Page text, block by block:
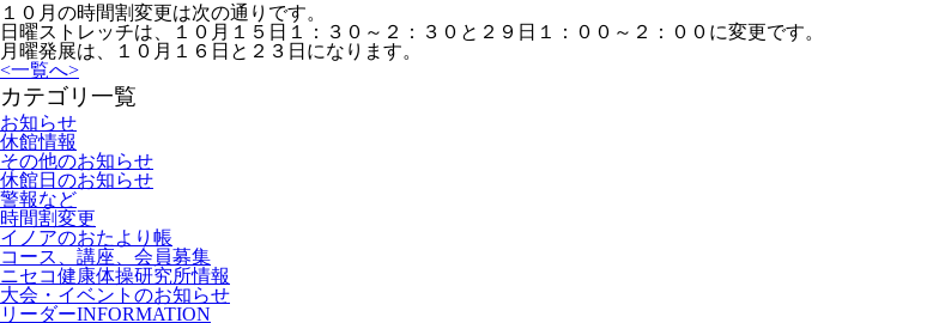
１０月の時間割変更は次の通りです。
日曜ストレッチは、１０月１５日１：３０～２：３０と２９日１：００～２：００に変更です。
月曜発展は、１０月１６日と２３日になります。
<一覧へ>
カテゴリ一覧
お知らせ
休館情報
その他のお知らせ
休館日のお知らせ
警報など
時間割変更
イノアのおたより帳
コース、講座、会員募集
ニセコ健康体操研究所情報
大会・イベントのお知らせ
リーダーINFORMATION